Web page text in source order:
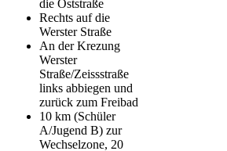
die Oststraße
Rechts auf die
Werster Straße
An der Krezung
Werster
Straße/Zeissstraße
links abbiegen und
zurück zum Freibad
10 km (Schüler
A/Jugend B) zur
Wechselzone, 20